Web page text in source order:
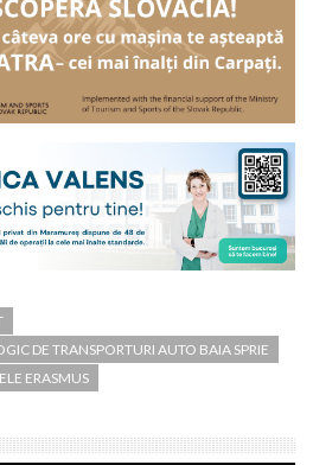
DE TRANSPORTURI AUTO BAIA SPRIE
ERASMUS